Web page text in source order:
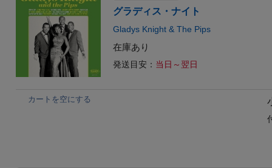
グラディス・ナイト
Gladys Knight & The Pips
在庫あり
発送目安： 当日～翌日
カートを空にする